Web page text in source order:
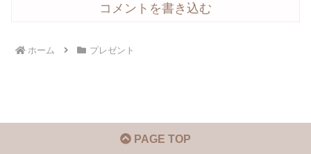
コメントを書き込む
ホーム プレゼント
PAGE TOP